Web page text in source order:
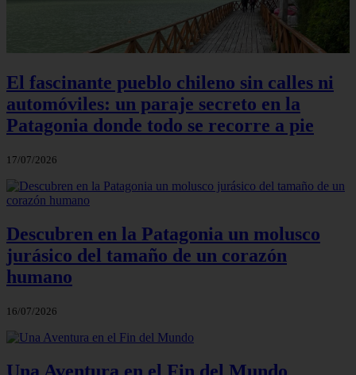
El fascinante pueblo chileno sin calles ni
automóviles: un paraje secreto en la
Patagonia donde todo se recorre a pie
17/07/2026
Descubren en la Patagonia un molusco
jurásico del tamaño de un corazón
humano
16/07/2026